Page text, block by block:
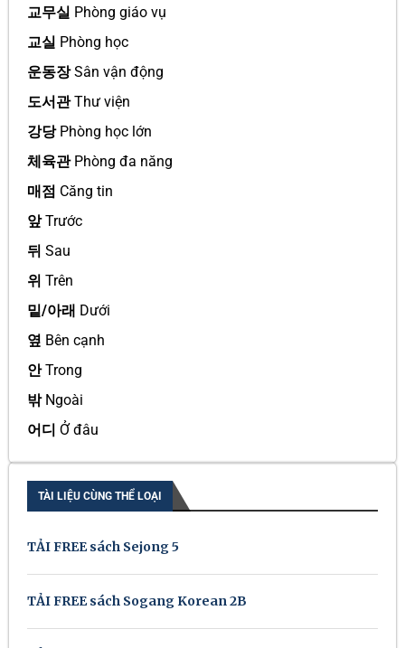
교무실 Phòng giáo vụ
교실 Phòng học
운동장Sân vận động
도서관Thư viện
강당Phòng học lớn
체육관Phòng đa năng
매점 Căng tin
앞Trước
뒤 Sau
위 Trên
밑/아래 Dưới
옆 Bên cạnh
안Trong
밖Ngoài
어디 Ở đâu
TÀI LIỆU CÙNG THỂ LOẠI
TẢI FREE sách Sejong 5
TẢI FREE sách Sogang Korean 2B